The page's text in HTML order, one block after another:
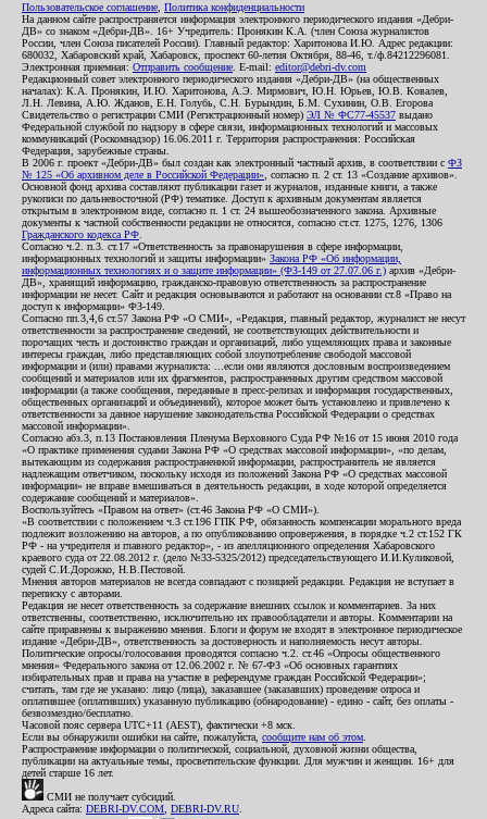
Пользовательское соглашение Политика конфиденциальности
На данном сайте распространяется информация электронного периодического издания «Дебри-
ДВ» со знаком «Дебри-ДВ». 16+ Учредитель: Пронякин К.А. (член Союза журналистов
России, член Союза писателей России). Главный редактор: Харитонова И.Ю. Адрес редакции:
680032, Хабаровский край, Хабаровск, проспект 60-летия Октября, 88-46, т./ф.84212296081.
Электронная приемная: Отправить сообщение . E-mail: editor@debri-dv.com
Редакционный совет электронного периодического издания «Дебри-ДВ» (на общественных
началах): К.А. Пронякин, И.Ю. Харитонова, А.Э. Мирмович, Ю.Н. Юрьев, Ю.В. Ковалев,
Л.Н. Левина, А.Ю. Жданов, Е.Н. Голубь, С.Н. Бурындин, Б.М. Сухинин, О.В. Егорова
Свидетельство о регистрации СМИ (Регистрационный номер) ЭЛ № ФС77-45537 выдано
Федеральной службой по надзору в сфере связи, информационных технологий и массовых
коммуникаций (Роскомнадзор) 16.06.2011 г. Территория распространения: Российская
Федерация, зарубежные страны.
В 2006 г. проект «Дебри-ДВ» был создан как электронный частный архив, в соответствии с ФЗ
№ 125 «Об архивном деле в Российской Федерации» , согласно п. 2 ст. 13 «Создание архивов».
Основной фонд архива составляют публикации газет и журналов, изданные книги, а также
рукописи по дальневосточной (РФ) тематике. Доступ к архивным документам является
открытым в электронном виде, согласно п. 1 ст. 24 вышеобозначенного закона. Архивные
документы к частной собственности редакции не относятся, согласно ст.ст. 1275, 1276, 1306
Гражданского кодекса РФ
Согласно ч.2. п.3. ст.17 «Ответственность за правонарушения в сфере информации,
информационных технологий и защиты информации» Закона РФ «Об информации,
информационных технологиях и о защите информации» (ФЗ-149 от 27.07.06 г.) архив «Дебри-
ДВ», хранящий информацию, гражданско-правовую ответственность за распространение
информации не несет. Сайт и редакция основываются и работают на основании ст.8 «Право на
доступ к информации» ФЗ-149.
Согласно пп.3,4,6 ст.57 Закона РФ «О СМИ», «Редакция, главный редактор, журналист не несут
ответственности за распространение сведений, не соответствующих действительности и
порочащих честь и достоинство граждан и организаций, либо ущемляющих права и законные
интересы граждан, либо представляющих собой злоупотребление свободой массовой
информации и (или) правами журналиста: ...если они являются дословным воспроизведением
сообщений и материалов или их фрагментов, распространенных другим средством массовой
информации (а также сообщения, переданные в пресс-релизах и информация государственных,
общественных организаций и объединений), которое может быть установлено и привлечено к
ответственности за данное нарушение законодательства Российской Федерации о средствах
массовой информации».
Согласно абз.3, п.13 Постановления Пленума Верховного Суда РФ №16 от 15 июня 2010 года
«О практике применения судами Закона РФ «О средствах массовой информации», «по делам,
вытекающим из содержания распространенной информации, распространитель не является
надлежащим ответчиком, поскольку исходя из положений Закона РФ «О средствах массовой
информации» не вправе вмешиваться в деятельность редакции, в ходе которой определяется
содержание сообщений и материалов».
Воспользуйтесь «Правом на ответ» (ст.46 Закона РФ «О СМИ»).
«В соответствии с положением ч.3 ст.196 ГПК РФ, обязанность компенсации морального вреда
подлежит возложению на авторов, а по опубликованию опровержения, в порядке ч.2 ст.152 ГК
РФ - на учредителя и главного редактор», - из апелляционного определения Хабаровского
краевого суда от 22.08.2012 г. (дело №33-5325/2012) председательствующего И.И.Куликовой,
судей С.И.Дорожко, Н.В.Пестовой.
Мнения авторов материалов не всегда совпадают с позицией редакции. Редакция не вступает в
переписку с авторами.
Редакция не несет ответственность за содержание внешних ссылок и комментариев. За них
ответственны, соответственно, исключительно их правообладатели и авторы. Комментарии на
сайте приравнены к выражению мнения. Блоги и форум не входят в электронное периодическое
издание «Дебри-ДВ», ответственность за достоверность и наполняемость несут авторы.
Политические опросы/голосования проводятся согласно ч.2. ст.46 «Опросы общественного
мнения» Федерального закона от 12.06.2002 г. № 67-ФЗ «Об основных гарантиях
избирательных прав и права на участие в референдуме граждан Российской Федерации»;
считать, там где не указано: лицо (лица), заказавшее (заказавших) проведение опроса и
оплатившее (оплативших) указанную публикацию (обнародование) - едино - сайт, без оплаты -
безвозмездно/бесплатно.
Часовой пояс сервера UTC+11 (AEST), фактически +8 мск.
Если вы обнаружили ошибки на сайте, пожалуйста, сообщите нам об этом
Распространение информации о политической, социальной, духовной жизни общества,
публикации на актуальные темы, просветительские функции. Для мужчин и женщин. 16+ для
детей старше 16 лет.
СМИ не получает субсидий.
Адреса сайта: DEBRI-DV.COM DEBRI-DV.RU